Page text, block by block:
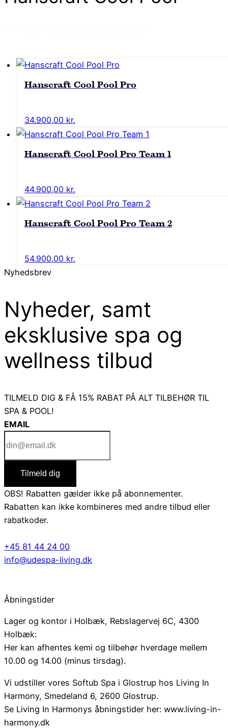
Hanscraft Cool Pool Pro
34.900,00 kr.
Hanscraft Cool Pool Pro Team 1
44.900,00 kr.
Hanscraft Cool Pool Pro Team 2
54.900,00 kr.
Nyhedsbrev
Nyheder, samt
eksklusive spa og
wellness tilbud
TILMELD DIG & FÅ 15% RABAT PÅ ALT TILBEHØR TIL
SPA & POOL!
EMAIL
Tilmeld dig
OBS! Rabatten gælder ikke på abonnementer.
Rabatten kan ikke kombineres med andre tilbud eller
rabatkoder.
+45 81 44 24 00
info@udespa-living.dk
Åbningstider
Lager og kontor i Holbæk, Rebslagervej 6C, 4300
Holbæk:
Her kan afhentes kemi og tilbehør hverdage mellem
10.00 og 14.00 (minus tirsdag).
Vi udstiller vores Softub Spa i Glostrup hos Living In
Harmony, Smedeland 6, 2600 Glostrup.
Se Living In Harmonys åbningstider her: www.living-in-
harmony.dk